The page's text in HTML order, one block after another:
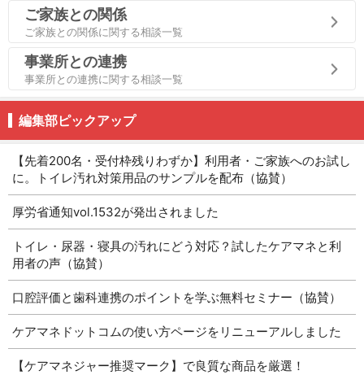
ご家族との関係
ご家族との関係に関する相談一覧
事業所との連携
事業所との連携に関する相談一覧
編集部ピックアップ
【先着200名・受付枠残りわずか】利用者・ご家族へのお試し
に。トイレ汚れ対策用品のサンプルを配布（協賛）
厚労省通知vol.1532が発出されました
トイレ・尿器・寝具の汚れにどう対応？試したケアマネと利
用者の声（協賛）
口腔評価と歯科連携のポイントを学ぶ無料セミナー（協賛）
ケアマネドットコムの使い方ページをリニューアルしました
【ケアマネジャー推奨マーク】で良質な商品を厳選！